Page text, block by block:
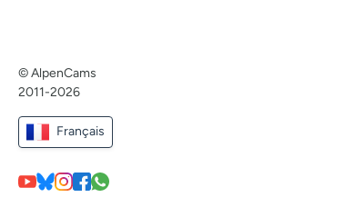
© AlpenCams
2011-2026
Français